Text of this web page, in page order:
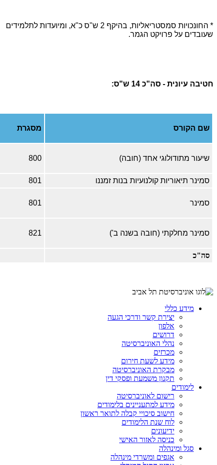
* החונכויות סמסטריאליות, בהיקף 2 ש"ס כ"א, ומיועדות לתלמידים
שעובדים על פרויקט הגמר.
חטיבה עיונית - סה"כ 14 ש"ס:
שם הקורס מסגרת
שיעור מתודולוגי אחד (חובה) 800
סמינר תיאוריות קולנועיות בנות זמננו 801
סמינר 801
סמינר מחלקתי (חובה בשנה ב') 821
סה"כ
מידע כללי
יצירת קשר ודרכי הגעה
אלפון
דרושים
נהלי האוניברסיטה
מכרזים
מידע לשעת חירום
מבקרת האוניברסיטה
תקנון משמעת ופסקי דין
לימודים
רישום לאוניברסיטה
מידע למתעניינים בלימודים
חישוב סיכויי קבלה לתואר ראשון
לוח שנת הלימודים
ידיעונים
כניסה לאזור האישי
סגל ומינהלה
אגפים ומשרדי מינהלה